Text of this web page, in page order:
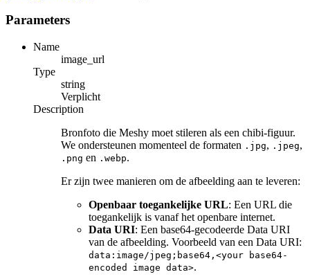
Parameters
Name
image_url
Type
string
Verplicht
Description
Bronfoto die Meshy moet stileren als een chibi-figuur.
We ondersteunen momenteel de formaten .jpg, .jpeg,
.png en .webp.
Er zijn twee manieren om de afbeelding aan te leveren:
Openbaar toegankelijke URL: Een URL die
toegankelijk is vanaf het openbare internet.
Data URI: Een base64-gecodeerde Data URI
van de afbeelding. Voorbeeld van een Data URI:
data:image/jpeg;base64,<your base64-
encoded image data>.